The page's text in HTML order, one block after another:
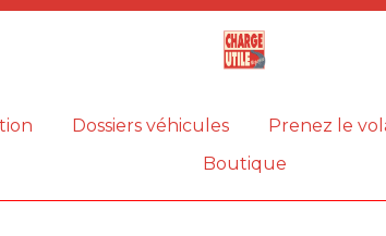
Dossiers véhicules Prenez le
Boutique